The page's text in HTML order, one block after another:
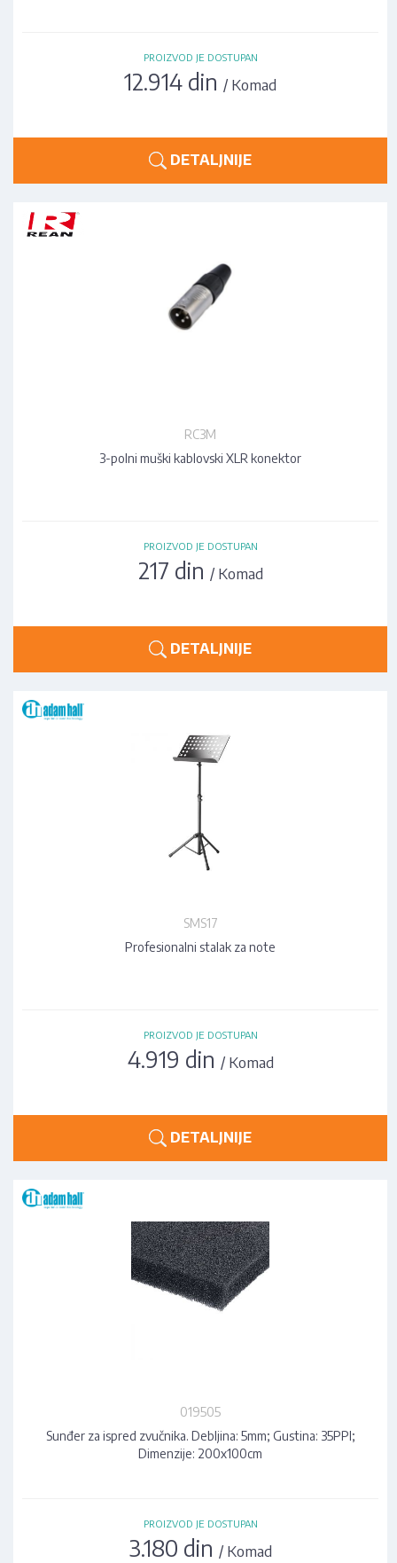
PROIZVOD JE DOSTUPAN
12.914 din / Komad
DETALJNIJE
RC3M
3-polni muški kablovski XLR konektor
PROIZVOD JE DOSTUPAN
217 din / Komad
DETALJNIJE
SMS17
Profesionalni stalak za note
PROIZVOD JE DOSTUPAN
4.919 din / Komad
DETALJNIJE
019505
Sunđer za ispred zvučnika. Debljina: 5mm; Gustina: 35PPI;
Dimenzije: 200x100cm
PROIZVOD JE DOSTUPAN
3.180 din / Komad